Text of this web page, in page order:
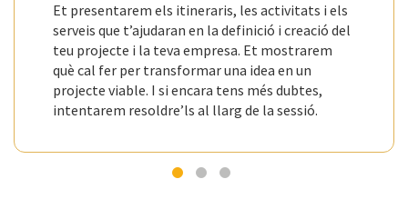
Et presentarem els itineraris, les activitats i els
serveis que t’ajudaran en la definició i creació del
teu projecte i la teva empresa. Et mostrarem
què cal fer per transformar una idea en un
projecte viable. I si encara tens més dubtes,
intentarem resoldre’ls al llarg de la sessió.